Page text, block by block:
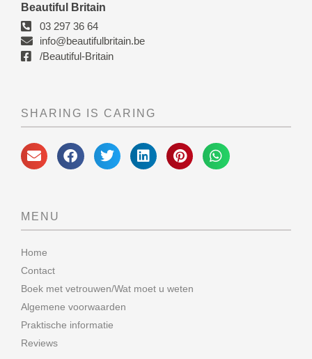
Beautiful Britain
03 297 36 64
info@beautifulbritain.be
/Beautiful-Britain
SHARING IS CARING
MENU
Home
Contact
Boek met vetrouwen/Wat moet u weten
Algemene voorwaarden
Praktische informatie
Reviews